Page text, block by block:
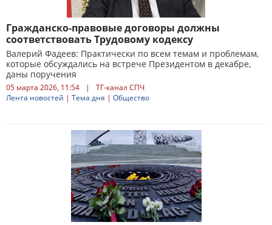
Гражданско-правовые договоры должны
соответствовать Трудовому кодексу
Валерий Фадеев: Практически по всем темам и проблемам,
которые обсуждались на встрече Президентом в декабре,
даны поручения
05 марта 2026, 11:54 |
ТГ-канал СПЧ
Лента новостей | Тема дня | Общество